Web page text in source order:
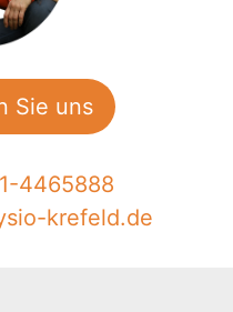
Sie uns
4465888
krefeld.de